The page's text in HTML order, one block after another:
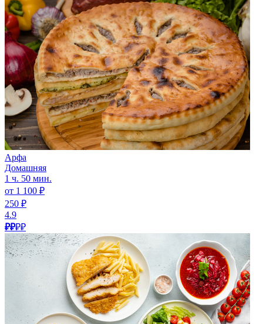
Арфа
Домашняя
1 ч. 50 мин.
от 1 100 ₽
250 ₽
4.9
₽₽₽₽